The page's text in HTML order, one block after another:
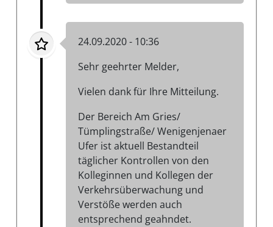
24.09.2020 - 10:36
Sehr geehrter Melder,
Vielen dank für Ihre Mitteilung.
Der Bereich Am Gries/
Tümplingstraße/ Wenigenjenaer
Ufer ist aktuell Bestandteil
täglicher Kontrollen von den
Kolleginnen und Kollegen der
Verkehrsüberwachung und
Verstöße werden auch
entsprechend geahndet.